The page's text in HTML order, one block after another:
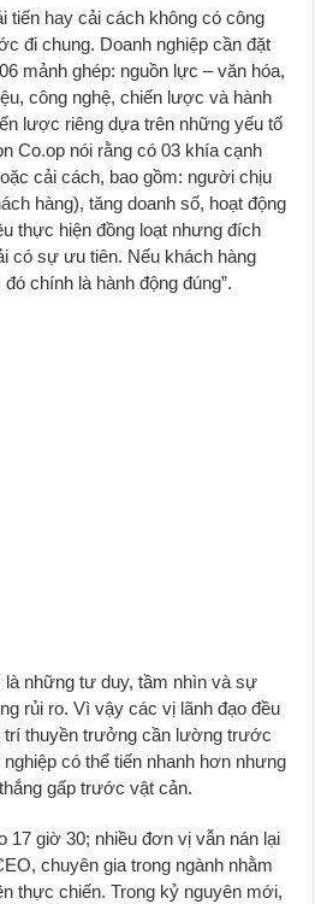
tiến hay cải cách không có công
đi chung. Doanh nghiệp cần đặt
mảnh ghép: nguồn lực – văn hóa,
công nghệ, chiến lược và hành
lược riêng dựa trên những yếu tố
Co.op nói rằng có 03 khía cạnh
cải cách, bao gồm: người chịu
hàng), tăng doanh số, hoạt động
thực hiện đồng loạt nhưng đích
có sự ưu tiên. Nếu khách hàng
chính là hành động đúng”.
những tư duy, tầm nhìn và sự
rủi ro. Vì vậy các vị lãnh đạo đều
trí thuyền trưởng cần lường trước
có thể tiến nhanh hơn nhưng
gấp trước vật cản.
17 giờ 30; nhiều đơn vị vẫn nán lại
chuyên gia trong ngành nhằm
thực chiến. Trong kỷ nguyên mới,